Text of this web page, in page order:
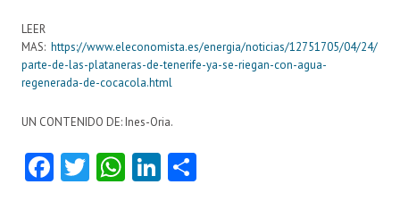
LEER
MAS: https://www.eleconomista.es/energia/noticias/12751705/04/24/
parte-de-las-plataneras-de-tenerife-ya-se-riegan-con-agua-
regenerada-de-cocacola.html
UN CONTENIDO DE: Ines-Oria.
Fa T W Li